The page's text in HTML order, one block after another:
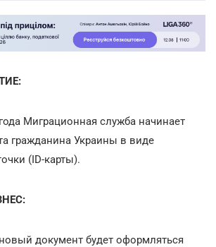
Миграционная служба начинает
гражданина Украины в виде
(ID-карты).
документ будет оформляться